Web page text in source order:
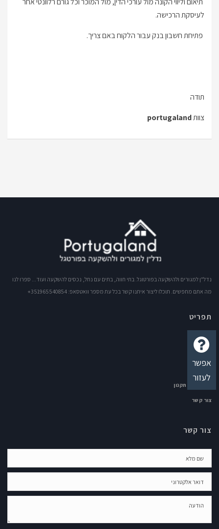
אפשר
לעזור
לעיסקת הרכישה.
פתיחת חשבון בנק עבור הלקוח באם צריך.
תודה
צוותportugaland
נדל"ן למגורים ולהשקעה בפורטוגל. בתי חווה, בתים עם נחל, נכסים להשקעה ועוד... ספרו לנו
מה אתם מחפשים. תוכלו ליצור איתנו קשר בכל עת מספר וואטסאפ: 351965540854+
תפריט
דף הבית
נכסים
גילוי נאות-תקנון
צור קשר
צור קשר